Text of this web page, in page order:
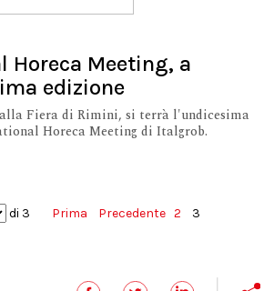
Horeca Meeting, a
edizione
Fiera di Rimini, si terrà l'undicesima
Horeca Meeting di Italgrob.
di 3 Prima Precedente 2 3